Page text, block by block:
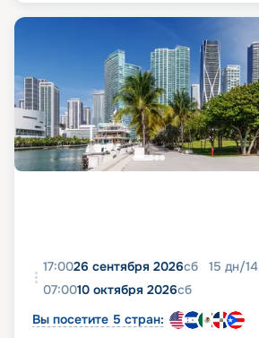
17:0026 сентября 2026сб 15 дн/14
07:0010 октября 2026сб
Вы посетите 5 стран: